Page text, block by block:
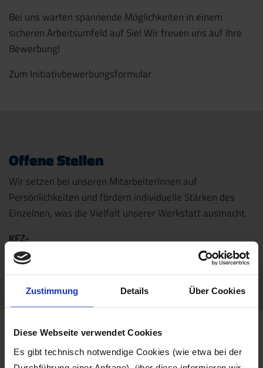
Zustimmung Details Über Cookies
Diese Webseite verwendet Cookies
Es gibt technisch notwendige Cookies (wie etwa bei der
Bei uns warten spannende Möglichkeiten in einem
sicheren Arbeitsumfeld auf Sie! Wir freuen uns auf Ihre
Bewerbung!
Zum Initiativbewerbungsformular
Offene Stellen
Wir setzen bei unseren MitarbeiterInnen auf
Persönlichkeiten und fördern individuelle Stärken des
Einzelnen, was die Vielfalt unserer Werkstatt ausmacht.
KFZ-
Techniker/Mechaniker
mehr erfahren »